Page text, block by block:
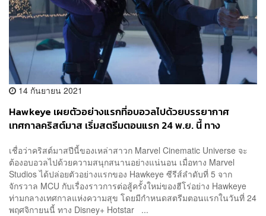
14 กันยายน 2021
Hawkeye เผยตัวอย่างแรกที่อบอวลไปด้วยบรรยากาศ
เทศกาลคริสต์มาส เริ่มสตรีมตอนแรก 24 พ.ย. นี้ ทาง
เชื่อว่าคริสต์มาสปีนี้ของเหล่าสาวก Marvel Cinematic Universe จะ
ต้องอบอวลไปด้วยความสนุกสนานอย่างแน่นอน เมื่อทาง Marvel
Studios ได้ปล่อยตัวอย่างแรกของ Hawkeye ซีรีส์ลำดับที่ 5 จาก
จักรวาล MCU กับเรื่องราวการต่อสู้ครั้งใหม่ของฮีโร่อย่าง Hawkeye
ท่ามกลางเทศกาลแห่งความสุข โดยมีกำหนดสตรีมตอนแรกในวันที่ 24
พฤศจิกายนนี้ ทาง Disney+ Hotstar ...